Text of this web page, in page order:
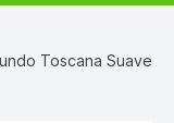
Toscana Suave